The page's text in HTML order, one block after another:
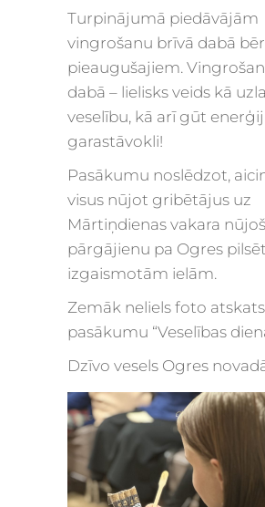
Turpinājumā piedāvājām
vingrošanu brīvā dabā
pieaugušajiem.
dabā – lielisks veids kā
veselību, kā arī gūt
garastāvokli!
Pasākumu noslēdzot,
visus nūjot gribētājus uz
Mārtiņdienas vakara
pārgājienu pa Ogres
izgaismotām ielām.
Zemāk neliels foto
pasākumu “Veselības
Dzīvo vesels Ogres